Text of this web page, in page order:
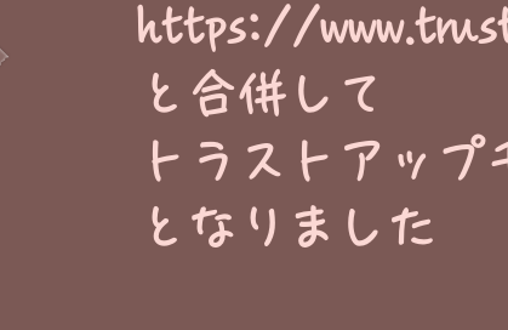
https://
と合併して
トラストアップ
​となりました